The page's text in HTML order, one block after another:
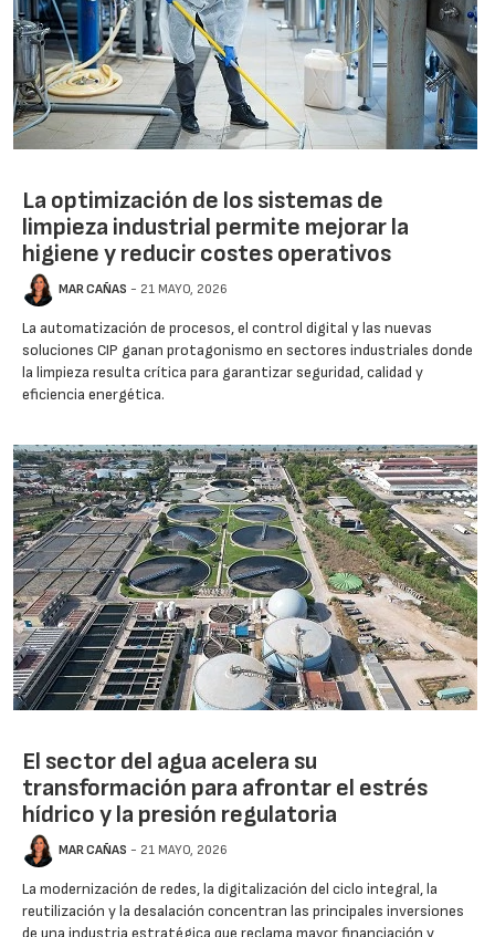
La optimización de los sistemas de
limpieza industrial permite mejorar la
higiene y reducir costes operativos
MAR CAÑAS - 21 MAYO, 2026
La automatización de procesos, el control digital y las nuevas
soluciones CIP ganan protagonismo en sectores industriales donde
la limpieza resulta crítica para garantizar seguridad, calidad y
eficiencia energética.
El sector del agua acelera su
transformación para afrontar el estrés
hídrico y la presión regulatoria
MAR CAÑAS - 21 MAYO, 2026
La modernización de redes, la digitalización del ciclo integral, la
reutilización y la desalación concentran las principales inversiones